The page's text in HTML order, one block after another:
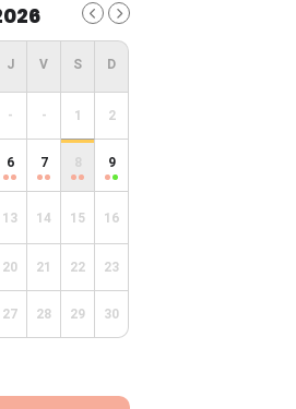
- - 1 2
6 7 8 9
13 14 15 16
20 21 22 23
27 28 29 30